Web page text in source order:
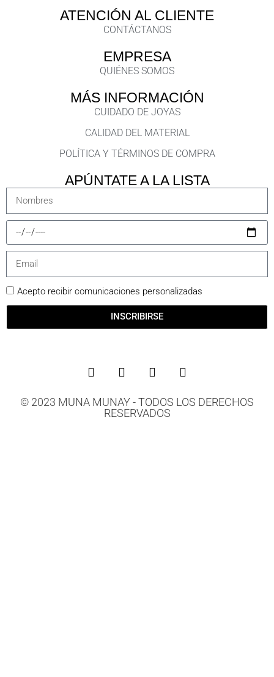
ATENCIÓN AL CLIENTE
CONTÁCTANOS
EMPRESA
QUIÉNES SOMOS
MÁS INFORMACIÓN
CUIDADO DE JOYAS
CALIDAD DEL MATERIAL
POLÍTICA Y TÉRMINOS DE COMPRA
APÚNTATE A LA LISTA
Acepto recibir comunicaciones personalizadas
INSCRIBIRSE
© 2023 MUNA MUNAY - TODOS LOS DERECHOS
RESERVADOS